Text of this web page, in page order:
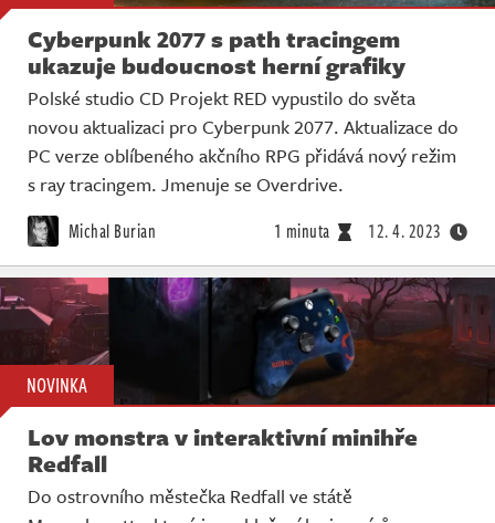
Cyberpunk 2077 s path tracingem
ukazuje budoucnost herní grafiky
Polské studio CD Projekt RED vypustilo do světa
novou aktualizaci pro Cyberpunk 2077. Aktualizace do
PC verze oblíbeného akčního RPG přidává nový režim
s ray tracingem. Jmenuje se Overdrive.
Michal Burian 1 minuta 12. 4. 2023
NOVINKA
Lov monstra v interaktivní minihře
Redfall
Do ostrovního městečka Redfall ve státě